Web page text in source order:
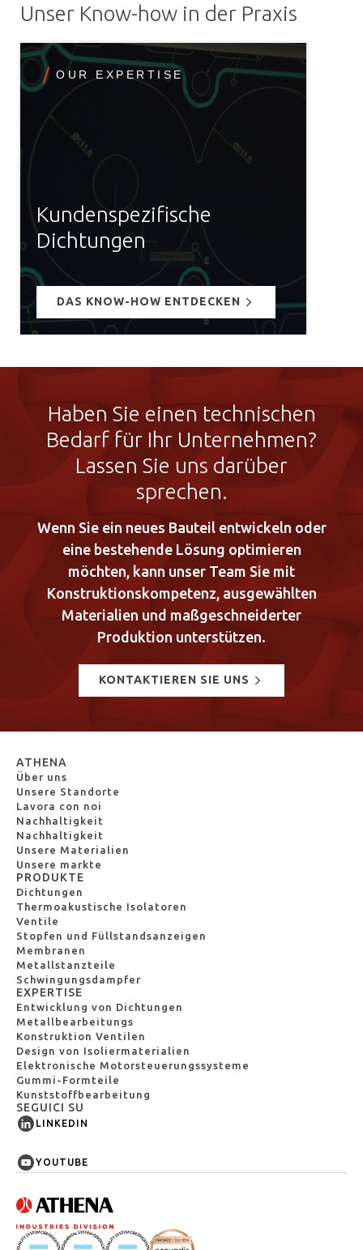
Unser Know-how in der Praxis
OUR EXPERTISE
Kundenspezifische
Dichtungen
DAS KNOW-HOW ENTDECKEN
Haben Sie einen technischen
Bedarf für Ihr Unternehmen?
Lassen Sie uns darüber
sprechen.
Wenn Sie ein neues Bauteil entwickeln oder
eine bestehende Lösung optimieren
möchten, kann unser Team Sie mit
Konstruktionskompetenz, ausgewählten
Materialien und maßgeschneiderter
Produktion unterstützen.
KONTAKTIEREN SIE UNS
ATHENA
Über uns
Unsere Standorte
Lavora con noi
Nachhaltigkeit
Nachhaltigkeit
Unsere Materialien
Unsere markte
PRODUKTE
Dichtungen
Thermoakustische Isolatoren
Ventile
Stopfen und Füllstandsanzeigen
Membranen
Metallstanzteile
Schwingungsdampfer
EXPERTISE
Entwicklung von Dichtungen
Metallbearbeitungs
Konstruktion Ventilen
Design von Isoliermaterialien
Elektronische Motorsteuerungssysteme
Gummi-Formteile
Kunststoffbearbeitung
SEGUICI SU
LINKEDIN
YOUTUBE